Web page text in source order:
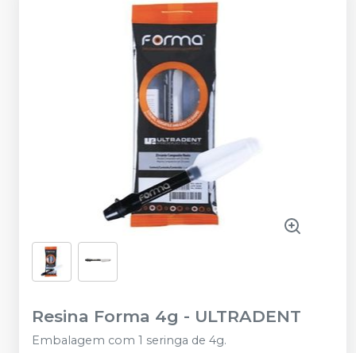
Resina Forma 4g - ULTRADENT
Embalagem com 1 seringa de 4g.